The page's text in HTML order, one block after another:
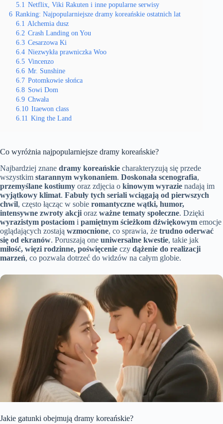
5.1 Netflix, Viki Rakuten i inne popularne serwisy
6 Ranking: Najpopularniejsze dramy koreańskie ostatnich lat
6.1 Alchemia dusz
6.2 Crash Landing on You
6.3 Cesarzowa Ki
6.4 Niezwykła prawniczka Woo
6.5 Vincenzo
6.6 Mr. Sunshine
6.7 Potomkowie słońca
6.8 Sowi Dom
6.9 Chwała
6.10 Itaewon class
6.11 King the Land
Co wyróżnia najpopularniejsze dramy koreańskie?
Najbardziej znane dramy koreańskie charakteryzują się przede
wszystkim starannym wykonaniem. Doskonała scenografia,
przemyślane kostiumy oraz zdjęcia o kinowym wyrazie nadają im
wyjątkowy klimat. Fabuły tych seriali wciągają od pierwszych
chwil, często łącząc w sobie romantyczne wątki, humor,
intensywne zwroty akcji oraz ważne tematy społeczne. Dzięki
wyrazistym postaciom i pamiętnym ścieżkom dźwiękowym emocje
oglądających zostają wzmocnione, co sprawia, że trudno oderwać
się od ekranów. Poruszają one uniwersalne kwestie, takie jak
miłość, więzi rodzinne, poświęcenie czy dążenie do realizacji
marzeń, co pozwala dotrzeć do widzów na całym globie.
Jakie gatunki obejmują dramy koreańskie?